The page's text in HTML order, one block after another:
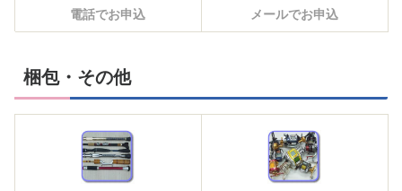
電話でお申込 メールでお申込
梱包・その他